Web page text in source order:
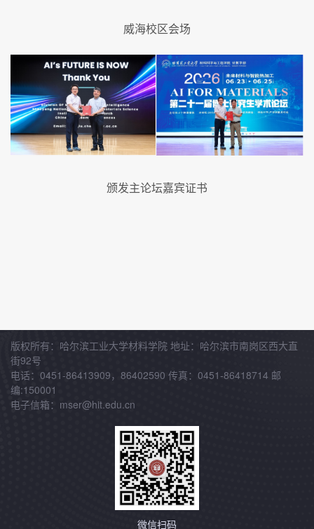
威海校区会场
颁发主论坛嘉宾证书
版权所有：哈尔滨工业大学材料学院 地址：哈尔滨市南岗区西大直
街92号
电话：0451-86413909，86402590 传真：0451-86418714 邮
编:150001
电子信箱：mser@hit.edu.cn
微信扫码